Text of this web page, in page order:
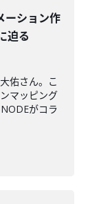
ーション作
迫る
佑さん。こ
マッピング
がコラ